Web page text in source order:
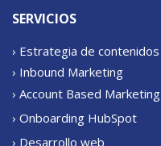
SERVICIOS
› Estrategia de contenidos
› Inbound Marketing
› Account Based Marketing
› Onboarding HubSpot
› Desarrollo web